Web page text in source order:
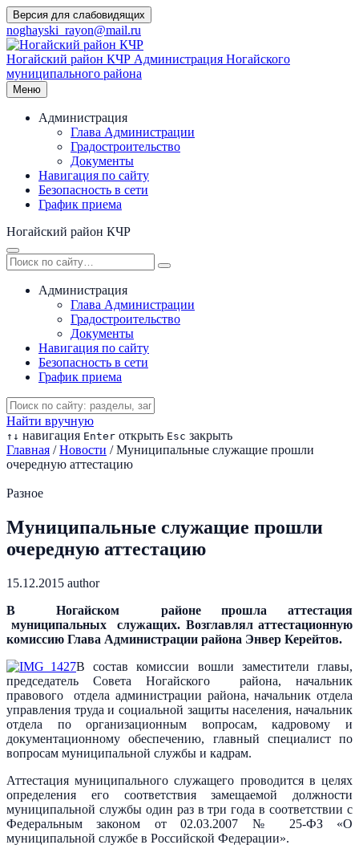
Перейти
к
содержимому
Версия для слабовидящих
noghayski_rayon@mail.ru
Ногайский район КЧР Администрация Ногайского
муниципального района
Меню
Администрация
Глава Администрации
Градостроительство
Документы
Навигация по сайту
Безопасность в сети
График приема
Ногайский район КЧР
Администрация
Глава Администрации
Градостроительство
Документы
Навигация по сайту
Безопасность в сети
График приема
Найти вручную
↑ ↓ навигация Enter открыть Esc закрыть
Главная / Новости / Муниципальные служащие прошли
очередную аттестацию
Разное
Муниципальные служащие прошли
очередную аттестацию
15.12.2015 author
В Ногайском районе прошла аттестация
муниципальных служащих. Возглавлял аттестационную
комиссию Глава Администрации района Энвер Керейтов.
В состав комиссии вошли заместители главы,
председатель Совета Ногайского района, начальник
правового отдела администрации района, начальник отдела
управления труда и социальной защиты населения, начальник
отдела по организационным вопросам, кадровому и
документационному обеспечению, главный специалист по
вопросам муниципальной службы и кадрам.
Аттестация муниципального служащего проводится в целях
определения его соответствия замещаемой должности
муниципальной службы один раз в три года в соответствии с
Федеральным законом от 02.03.2007 № 25-ФЗ «О
муниципальной службе в Российской Федерации».